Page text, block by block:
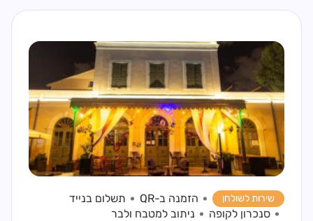
שירות לשולחן הזמנה ב-QR
תשלום בנייד
סנכרון לקופה
ניתוב למטבח ולבר